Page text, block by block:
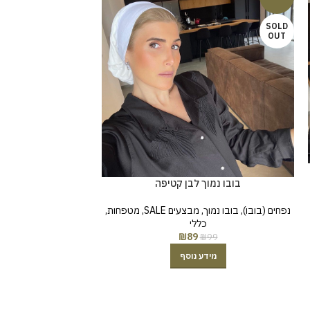
SOLD
OUT
בובו נמוך לבן קטיפה
נפחים (בובו), בובו נמוך, מבצעים SALE , מטפחות,
כללי
₪99
₪89
מידע נוסף